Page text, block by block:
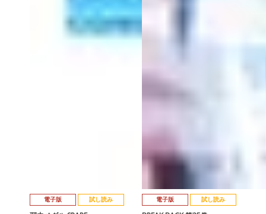
電子版 試し読み 電子版 試し読み